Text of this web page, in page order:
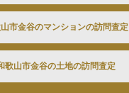
市金谷のマンションの訪問査定
歌山市金谷の土地の訪問査定